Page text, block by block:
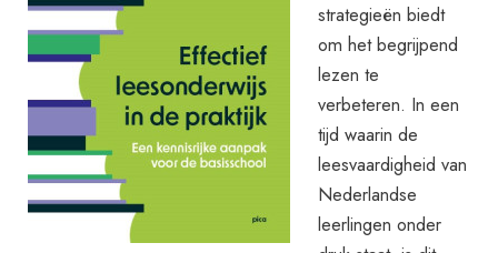
strategieën biedt
om het begrijpend
lezen te
verbeteren. In een
tijd waarin de
leesvaardigheid van
Nederlandse
leerlingen onder